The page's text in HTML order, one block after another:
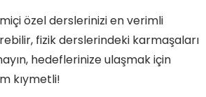
özel derslerinizi en verimli
fizik derslerindeki karmaşaları
hedeflerinize ulaşmak için
kıymetli!